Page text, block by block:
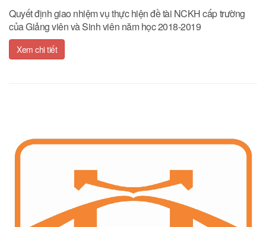
Quyết định giao nhiệm vụ thực hiện đề tài NCKH cấp trường
của Giảng viên và Sinh viên năm học 2018-2019
Xem chi tiết